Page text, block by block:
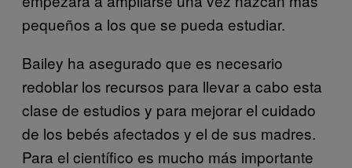
pequeños a los que se pueda estudiar.
Bailey ha asegurado que es necesario
redoblar los recursos para llevar a cabo esta
clase de estudios y para mejorar el cuidado
de los bebés afectados y el de sus madres.
Para el científico es mucho más importante